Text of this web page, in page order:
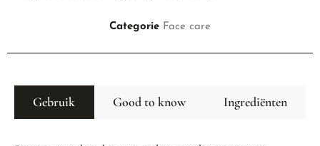
Categorie Face care
Gebruik Good to know Ingrediënten